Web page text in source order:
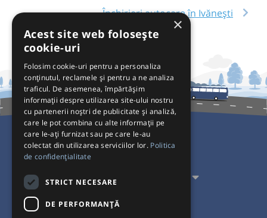
Închirieri autocare în Ivănești
Pentru Călători
Pentru Transportatori
Interacționăm
×
Acest site web folosește
cookie-uri
Folosim cookie-uri pentru a personaliza
conținutul, reclamele și pentru a ne analiza
traficul. De asemenea, împărtășim
informații despre utilizarea site-ului nostru
cu partenerii noștri de publicitate și analiză,
care le pot combina cu alte informații pe
care le-ați furnizat sau pe care le-au
colectat din utilizarea serviciilor lor. Politica
de confidențialitate
STRICT NECESARE
DE PERFORMANȚĂ